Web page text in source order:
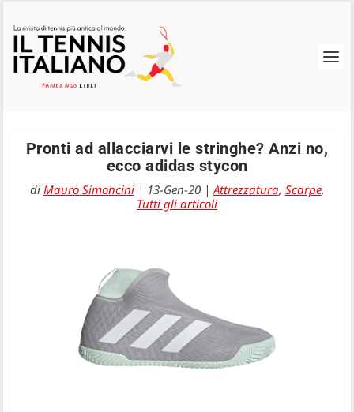
Pronti ad allacciarvi le stringhe? Anzi no,
ecco adidas stycon
di Mauro Simoncini| 13-Gen-20|Attrezzatura, Scarpe,
Tutti gli articoli